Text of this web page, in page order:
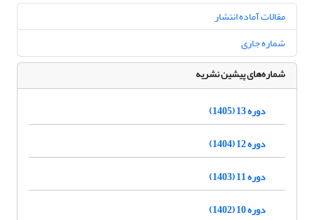
مقالات آماده انتشار
شماره جاری
شماره‌های پیشین نشریه
دوره 13 (1405)
دوره 12 (1404)
دوره 11 (1403)
دوره 10 (1402)